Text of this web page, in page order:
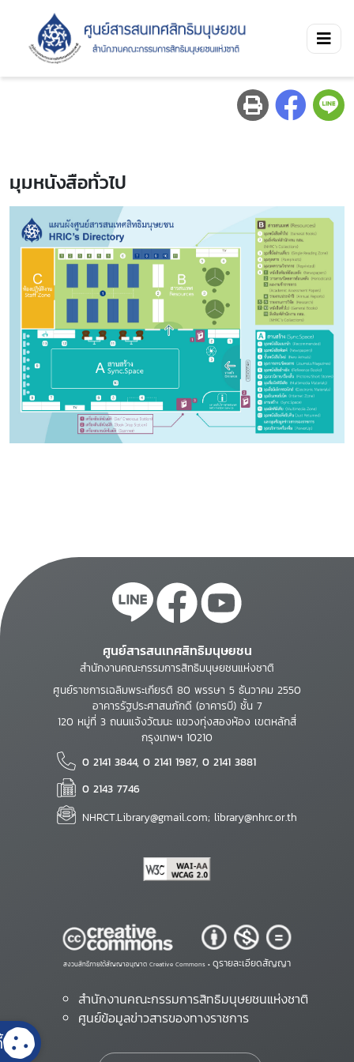
มุมหนังสือทั่วไป
ศูนย์สารสนเทศสิทธิมนุษยชน
สำนักงานคณะกรรมการสิทธิมนุษยชนแห่งชาติ
ศูนย์ราชการเฉลิมพระเกียรติ 80 พรรษา 5 ธันวาคม 2550
อาคารรัฐประศาสนภักดี (อาคารบี) ชั้น 7
120 หมู่ที่ 3 ถนนแจ้งวัฒนะ แขวงทุ่งสองห้อง เขตหลักสี่
กรุงเทพฯ 10210
0 2141 3844, 0 2141 1987, 0 2141 3881
0 2143 7746
NHRCT.Library@gmail.com; library@nhrc.or.th
สงวนสิทธิ์ภายใต้สัญญาอนุญาต Creative Commons • ดูรายละเอียดสัญญา
สำนักงานคณะกรรมการสิทธิมนุษยชนแห่งชาติ
ศูนย์ข้อมูลข่าวสารของทางราชการ